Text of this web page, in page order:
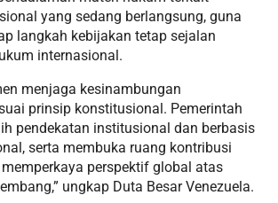
yang sedang berlangsung, guna
langkah kebijakan tetap sejalan
internasional.
menjaga kesinambungan
prinsip konstitusional. Pemerintah
pendekatan institusional dan berbasis
serta membuka ruang kontribusi
perspektif global atas
ungkap Duta Besar Venezuela.